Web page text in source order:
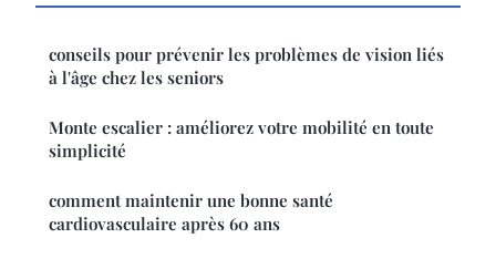
conseils pour prévenir les problèmes de vision liés
à l'âge chez les seniors
Monte escalier : améliorez votre mobilité en toute
simplicité
comment maintenir une bonne santé
cardiovasculaire après 60 ans